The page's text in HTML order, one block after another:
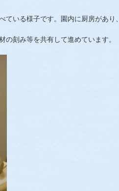
いる様子です。園内に厨房があり、
刻み等を共有して進めています。